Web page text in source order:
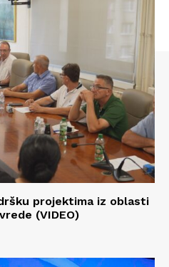
projektima iz oblasti
(VIDEO)